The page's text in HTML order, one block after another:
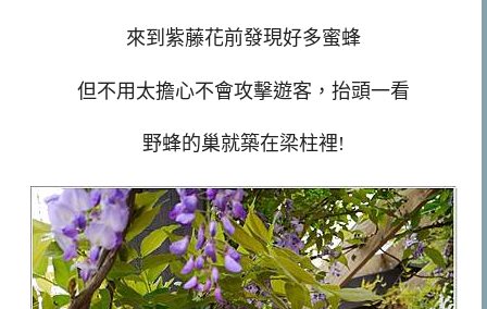
來到紫藤花前發現好多蜜蜂
但不用太擔心不會攻擊遊客，抬頭一看
野蜂的巢就築在梁柱裡!